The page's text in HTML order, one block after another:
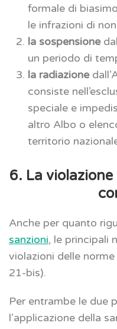
formale di
le infrazioni di
la sospensione
un periodo di
la radiazione
consiste
speciale e
altro Albo o
territorio
6. La violazione
Anche per quanto
sanzioni, le principali
violazioni delle
21-bis).
Per entrambe le due
l’applicazione della